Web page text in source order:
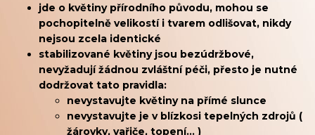
jde o květiny přírodního původu, mohou se
pochopitelně velikostí i tvarem odlišovat, nikdy
nejsou zcela identické
stabilizované květiny jsou bezúdržbové,
nevyžadují žádnou zvláštní péči, přesto je nutné
dodržovat tato pravidla:
nevystavujte květiny na přímé slunce
nevystavujte je v blízkosi tepelných zdrojů (
žárovky, vařiče, topení... )